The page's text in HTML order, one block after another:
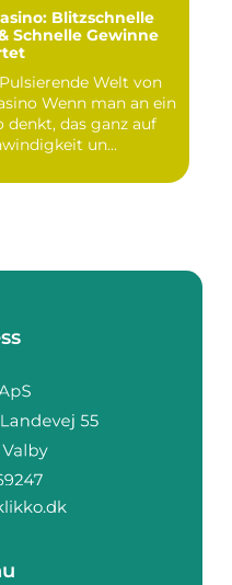
Blitzschnelle
Schnelle Gewinne
Welt von
Wenn man an ein
denkt, das ganz auf
un...